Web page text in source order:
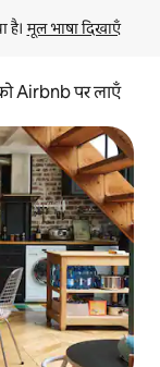
है। मूल भाषा दिखाएँ
Airbnb पर लाएँ